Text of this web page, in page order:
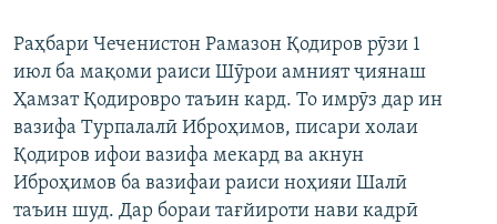
Раҳбари Чеченистон Рамазон Қодиров рӯзи 1
июл ба мақоми раиси Шӯрои амният ҷиянаш
Ҳамзат Қодировро таъин кард. То имрӯз дар ин
вазифа Турпалалӣ Иброҳимов, писари холаи
Қодиров ифои вазифа мекард ва акнун
Иброҳимов ба вазифаи раиси ноҳияи Шалӣ
таъин шуд. Дар бораи тағйироти нави кадрӣ